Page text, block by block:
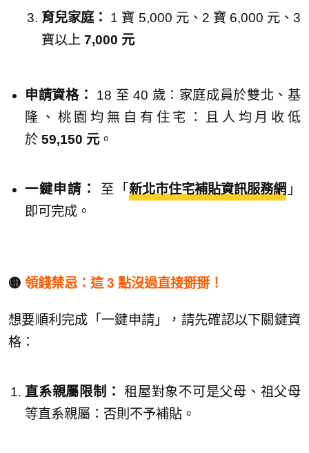
育兒家庭：
1 寶 5,000 元、2 寶 6,000 元、3
寶以上 7,000 元
申請資格：
18 至 40 歲：家庭成員於雙北、基
隆、桃園均無自有住宅：且人均月收低
於 59,150 元。
一鍵申請： 至「新北市住宅補貼資訊服務網 」
即可完成。
🟡 領錢禁忌：這 3 點沒過直接掰掰！
想要順利完成「一鍵申請」，請先確認以下關鍵資
格：
直系親屬限制：
租屋對象不可是父母、祖父母
等直系親屬：否則不予補貼。